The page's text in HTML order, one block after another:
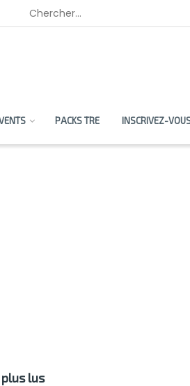
PACKS TRE INSCRIVEZ-
plus lus